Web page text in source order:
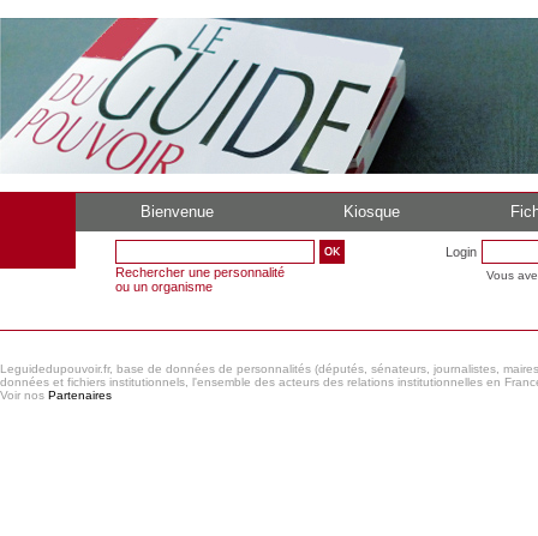
Bienvenue Kiosque
Rechercher une personnalité
ou un organisme
Login
Vous
Leguidedupouvoir.fr, base de données de personnalités (députés, sénateurs, journalistes,
données et fichiers institutionnels, l'ensemble des acteurs des relations institutionnelles en
Voir nos Partenaires